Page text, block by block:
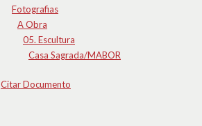
Fotografias
A Obra
05. Escultura
Casa Sagrada/MABOR
Citar Documento